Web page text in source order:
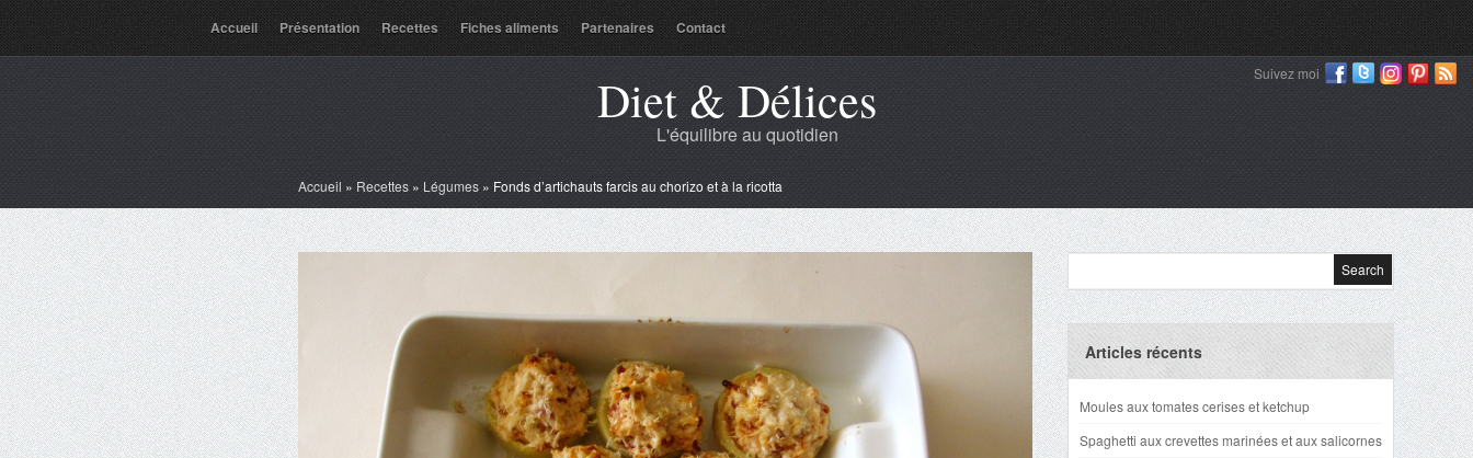
Accueil Présentation Recettes Fiches aliments Partenaires Contact
Suivez moi
Diet & Délices
L'équilibre au quotidien
Accueil » Recettes » Légumes » Fonds d’artichauts farcis au chorizo et à la ricotta
Articles récents
Moules aux tomates cerises et ketchup
Spaghetti aux crevettes marinées et aux salicornes